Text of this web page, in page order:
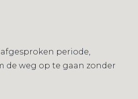
afgesproken periode,
de weg op te gaan zonder